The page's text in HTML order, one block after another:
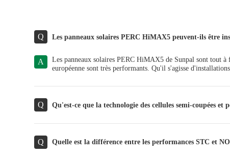
Q Les panneaux solaires PERC HiMAX5 peuvent-ils être
A Les panneaux solaires PERC HiMAX5 de Sunpal sont tout à
européenne sont très performants. Qu'il s'agisse
Q Qu'est-ce que la technologie des cellules semi-coupées et
Q Quelle est la différence entre les performances STC et